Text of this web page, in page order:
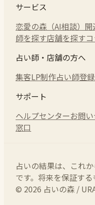
サービス
恋愛の森（AI相談） 開
師を探す店舗を探す
占い師・店舗の方へ
集客LP制作占い師登録
サポート
ヘルプセンターお問
窓口
占いの結果は、これ
です。将来を保証する
© 2026 占いの森 /